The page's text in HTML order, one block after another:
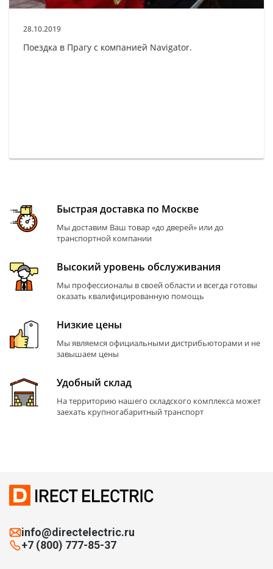
28.10.2019
Поездка в Прагу с компанией Navigator.
Быстрая доставка по Москве
Мы доставим Ваш товар «до дверей» или до
транспортной компании
Высокий уровень обслуживания
Мы профессионалы в своей области и всегда готовы
оказать квалифицированную помощь
Низкие цены
Мы являемся официальными дистрибьюторами и не
завышаем цены
Удобный склад
На территорию нашего складского комплекса может
заехать крупногабаритный транспорт
info@directelectric.ru
+7 (800) 777-85-37